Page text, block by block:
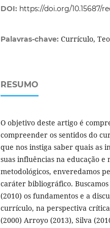
DOI: https://doi.org/10.15687/
Palavras-chave: Currículo,
RESUMO
O objetivo deste artigo é
compreender os sentidos do
que nos instiga saber quais as
suas influências na educação
metodológicos, enveredamos
caráter bibliográfico.
(2010) os fundamentos e a
currículo, na perspectiva
(2000) Arroyo (2013), Silva